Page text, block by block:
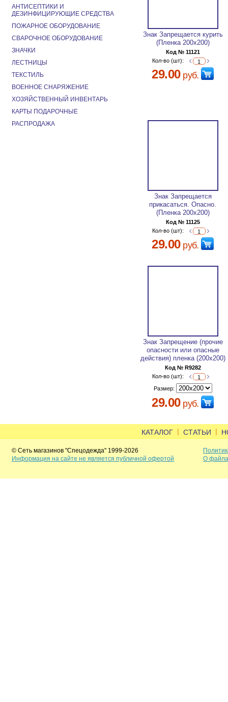
Знак Запрещается курить
(Пленка 200х200)
Код № 11121
Кол-во (шт):
29.00руб.
Знак Запрещается
прикасаться. Опасно.
(Пленка 200х200)
Код № 11125
Кол-во (шт):
29.00руб.
Знак Запрещение (прочие
опасности или опасные
действия) пленка (200х200)
Код № R9282
Кол-во (шт):
Размер:
29.00руб.
АНТИСЕПТИКИ И
ДЕЗИНФИЦИРУЮЩИЕ СРЕДСТВА
ПОЖАРНОЕ ОБОРУДОВАНИЕ
СВАРОЧНОЕ ОБОРУДОВАНИЕ
ЗНАЧКИ
ЛЕСТНИЦЫ
ТЕКСТИЛЬ
ВОЕННОЕ СНАРЯЖЕНИЕ
ХОЗЯЙСТВЕННЫЙ ИНВЕНТАРЬ
КАРТЫ ПОДАРОЧНЫЕ
РАСПРОДАЖА
КАТАЛОГ | СТАТЬИ |
© Сеть магазинов "Спецодежда" 1999-2026
Информация на сайте не является публичной офертой
О